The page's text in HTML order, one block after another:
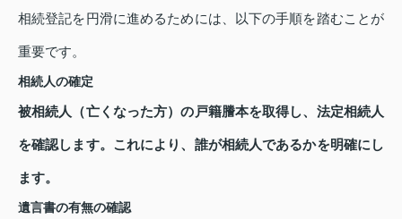
相続登記を円滑に進めるためには、以下の手順を踏むことが
重要です。
相続人の確定
被相続人（亡くなった方）の戸籍謄本を取得し、法定相続人
を確認します。これにより、誰が相続人であるかを明確にし
ます。
遺言書の有無の確認